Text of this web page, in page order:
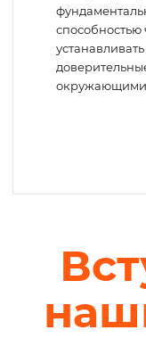
способностью
окружающими.